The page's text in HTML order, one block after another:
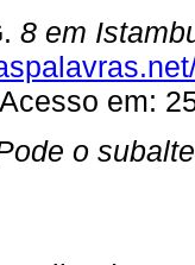
8 em
em:
o